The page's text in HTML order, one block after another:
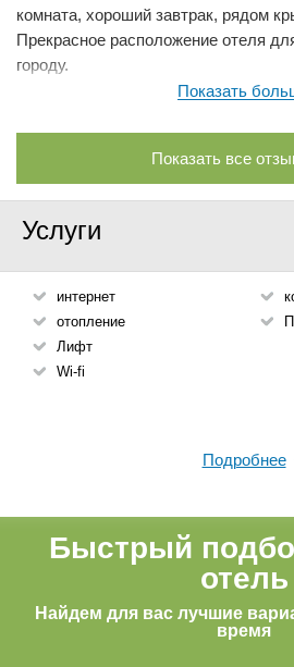
комната, хороший завтрак, рядом
Прекрасное расположение отеля
городу.
Показать
Показать все
Услуги
интернет
отопление
Лифт
Wi-fi
Подробнее
Быстрый
отель
Найдем для вас лучшие
время